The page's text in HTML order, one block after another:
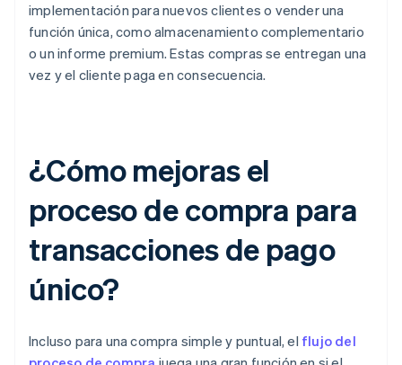
implementación para nuevos clientes o vender una
función única, como almacenamiento complementario
o un informe premium. Estas compras se entregan una
vez y el cliente paga en consecuencia.
¿Cómo mejoras el
proceso de compra para
transacciones de pago
único?
Incluso para una compra simple y puntual, el flujo del